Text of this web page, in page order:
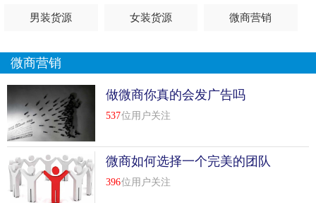
男装货源 女装货源 微商营销
微商营销
做微商你真的会发广告吗
537位用户关注
微商如何选择一个完美的团队
396位用户关注